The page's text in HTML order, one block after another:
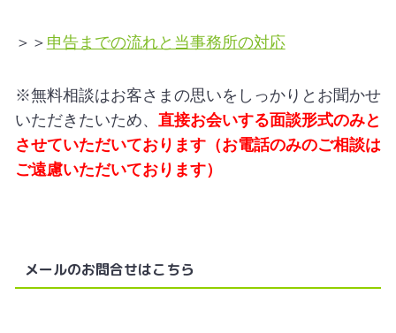
＞＞ 申告までの流れと当事務所の対応
※無料相談はお客さまの思いをしっかりとお聞かせ
いただきたいため、 直接お会いする面談形式のみと
させていただいております（お電話のみのご相談は
ご遠慮いただいております）
メールのお問合せはこちら